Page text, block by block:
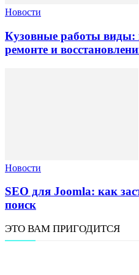
Новости
Кузовные работы виды:
ремонте и
Новости
SEO для Joomla: как
поиск
ЭТО ВАМ ПРИГОДИТСЯ